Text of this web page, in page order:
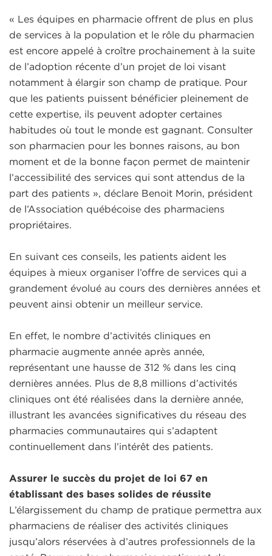
« Les équipes en pharmacie offrent de plus en plus
de services à la population et le rôle du pharmacien
est encore appelé à croître prochainement à la suite
de l’adoption récente d’un projet de loi visant
notamment à élargir son champ de pratique. Pour
que les patients puissent bénéficier pleinement de
cette expertise, ils peuvent adopter certaines
habitudes où tout le monde est gagnant. Consulter
son pharmacien pour les bonnes raisons, au bon
moment et de la bonne façon permet de maintenir
l’accessibilité des services qui sont attendus de la
part des patients », déclare Benoit Morin, président
de l’Association québécoise des pharmaciens
propriétaires.
En suivant ces conseils, les patients aident les
équipes à mieux organiser l’offre de services qui a
grandement évolué au cours des dernières années et
peuvent ainsi obtenir un meilleur service.
En effet, le nombre d’activités cliniques en
pharmacie augmente année après année,
représentant une hausse de 312 % dans les cinq
dernières années. Plus de 8,8 millions d’activités
cliniques ont été réalisées dans la dernière année,
illustrant les avancées significatives du réseau des
pharmacies communautaires qui s’adaptent
continuellement dans l’intérêt des patients.
Assurer le succès du projet de loi 67 en
établissant des bases solides de réussite
L’élargissement du champ de pratique permettra aux
pharmaciens de réaliser des activités cliniques
jusqu’alors réservées à d’autres professionnels de la